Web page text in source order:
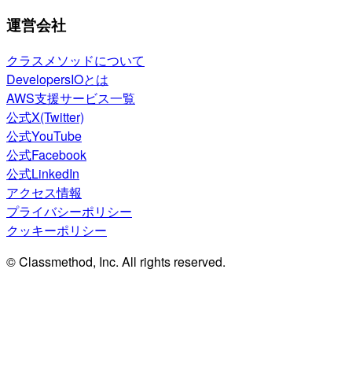
運営会社
クラスメソッドについて
DevelopersIOとは
AWS支援サービス一覧
公式X(Twitter)
公式YouTube
公式Facebook
公式LinkedIn
アクセス情報
プライバシーポリシー
クッキーポリシー
© Classmethod, Inc. All rights reserved.